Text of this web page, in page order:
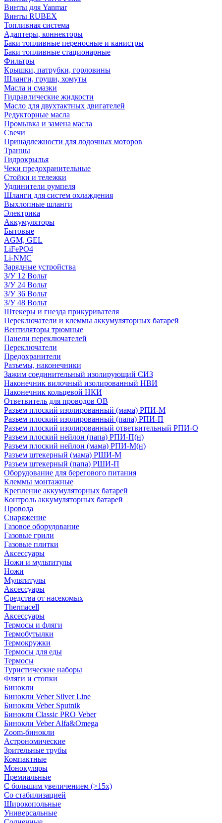
Винты для Yanmar
Винты RUBEX
Топливная система
Адаптеры, коннекторы
Баки топливные переносные и канистры
Баки топливные стационарные
Фильтры
Крышки, патрубки, горловины
Шланги, груши, хомуты
Масла и смазки
Гидравлические жидкости
Масло для двухтактных двигателей
Редукторные масла
Промывка и замена масла
Свечи
Принадлежности для лодочных моторов
Транцы
Гидрокрылья
Чеки предохранительные
Стойки и тележки
Удлинители румпеля
Шланги для систем охлаждения
Выхлопные шланги
Электрика
Аккумуляторы
Бытовые
AGM, GEL
LiFePO4
Li-NMC
Зарядные устройства
З/У 12 Вольт
З/У 24 Вольт
З/У 36 Вольт
З/У 48 Вольт
Штекеры и гнезда прикуривателя
Переключатели и клеммы аккумуляторных батарей
Вентиляторы трюмные
Панели переключателей
Переключатели
Предохранители
Разъемы, наконечники
Зажим соединительный изолирующий СИЗ
Наконечник вилочный изолированный НВИ
Наконечник кольцевой НКИ
Ответвитель для проводов ОВ
Разъем плоский изолированный (мама) РПИ-М
Разъем плоский изолированный (папа) РПИ-П
Разъем плоский изолированный ответвительный РПИ-О
Разъем плоский нейлон (папа) РПИ-П(н)
Разъем плоский нейлон (мама) РПИ-М(н)
Разъем штекерный (мама) РШИ-М
Разъем штекерный (папа) РШИ-П
Оборудование для берегового питания
Клеммы монтажные
Крепление аккумуляторных батарей
Контроль аккумуляторных батарей
Провода
Снаряжение
Газовое оборудование
Газовые грили
Газовые плитки
Аксессуары
Ножи и мультитулы
Ножи
Мультитулы
Аксессуары
Средства от насекомых
Thermacell
Аксессуары
Термосы и фляги
Термобутылки
Термокружки
Термосы для еды
Термосы
Туристические наборы
Фляги и стопки
Бинокли
Бинокли Veber Silver Line
Бинокли Veber Sputnik
Бинокли Classic PRO Veber
Бинокли Veber Alfa&Omega
Zoom-бинокли
Астрономические
Зрительные трубы
Компактные
Монокуляры
Премиальные
С большим увеличением (>15x)
Со стабилизацией
Широкопольные
Универсальные